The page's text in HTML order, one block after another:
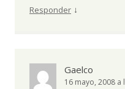
Responder ↓
Gaelco
16 mayo, 2008 a